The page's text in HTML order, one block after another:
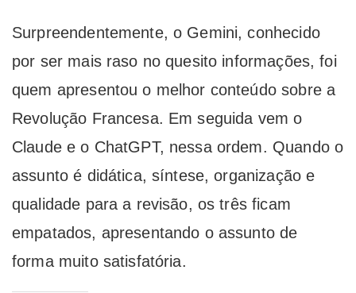
Surpreendentemente, o Gemini, conhecido
por ser mais raso no quesito informações, foi
quem apresentou o melhor conteúdo sobre a
Revolução Francesa. Em seguida vem o
Claude e o ChatGPT, nessa ordem. Quando o
assunto é didática, síntese, organização e
qualidade para a revisão, os três ficam
empatados, apresentando o assunto de
forma muito satisfatória.